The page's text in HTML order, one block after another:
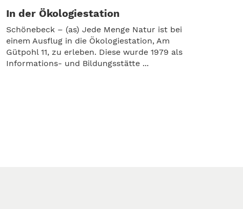
In der Ökologiestation
Schönebeck – (as) Jede Menge Natur ist bei
einem Ausflug in die Ökologiestation, Am
Gütpohl 11, zu erleben. Diese wurde 1979 als
Informations- und Bildungsstätte ...